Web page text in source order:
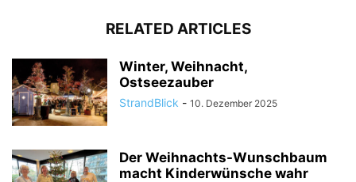
RELATED ARTICLES
Winter, Weihnacht,
Ostseezauber
StrandBlick - 10. Dezember 2025
Der Weihnachts-Wunschbaum
macht Kinderwünsche wahr